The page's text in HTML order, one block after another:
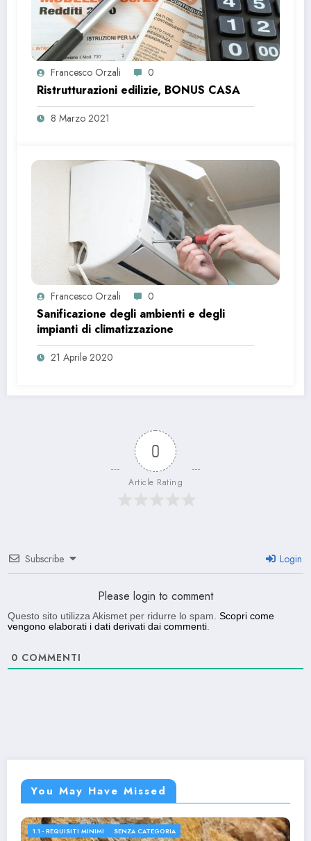
Francesco Orzali 0
Ristrutturazioni edilizie, BONUS CASA
8 Marzo 2021
Francesco Orzali 0
Sanificazione degli ambienti e degli
impianti di climatizzazione
21 Aprile 2020
0
Article Rating
Subscribe Login
Please login to comment
Questo sito utilizza Akismet per ridurre lo spam. Scopri come
vengono elaborati i dati derivati dai commenti.
0 COMMENTI
You May Have Missed
1.1 - REQUISITI MINIMI SENZA CATEGORIA